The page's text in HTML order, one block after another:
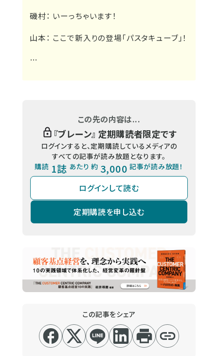
磯村： いーっちゃいます！
山本： ここで新入りの登場「パスタキューブ」！
…
この先の内容は...
『ブレーン』 定期購読者限定です
ログインすると、定期購読しているメディアの
すべての記事が読み放題となります。
購読 1誌 あたり 約 3,000 記事が読み放題！
ログインして読む
定期購読を申し込む
この記事をシェア